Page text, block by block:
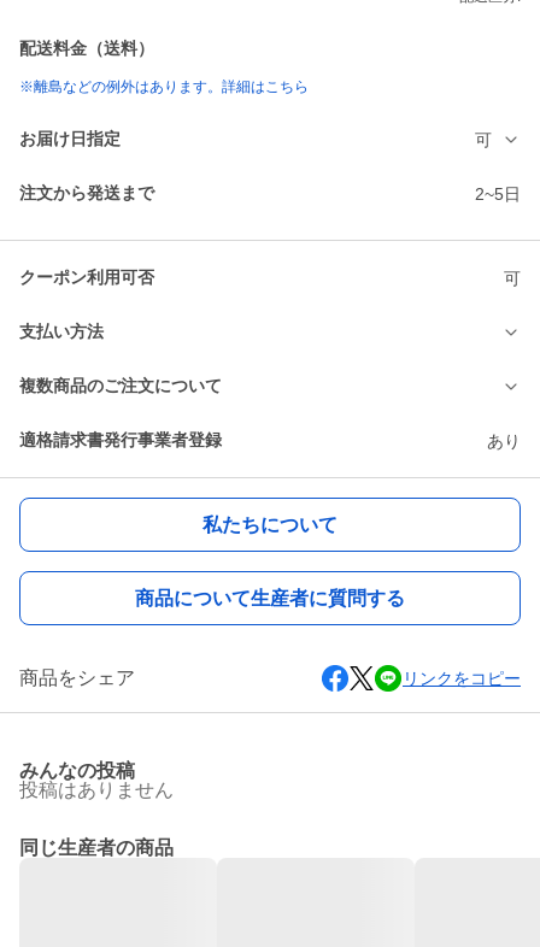
配送料金（送料）
※離島などの例外はあります。詳細はこちら
お届け日指定 可
注文から発送まで 2~5日
クーポン利用可否 可
支払い方法
複数商品のご注文について
適格請求書発行事業者登録 あり
私たちについて
商品について生産者に質問する
商品をシェア リンクをコピー
みんなの投稿
投稿はありません
同じ生産者の商品